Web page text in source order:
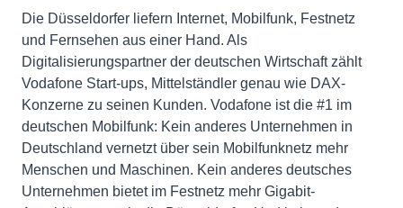
Die Düsseldorfer liefern Internet, Mobilfunk, Festnetz
und Fernsehen aus einer Hand. Als
Digitalisierungspartner der deutschen Wirtschaft zählt
Vodafone Start-ups, Mittelständler genau wie DAX-
Konzerne zu seinen Kunden. Vodafone ist die #1 im
deutschen Mobilfunk: Kein anderes Unternehmen in
Deutschland vernetzt über sein Mobilfunknetz mehr
Menschen und Maschinen. Kein anderes deutsches
Unternehmen bietet im Festnetz mehr Gigabit-